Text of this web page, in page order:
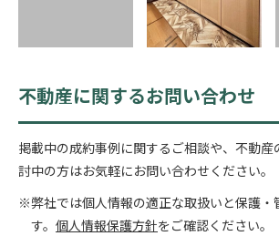
不動産に関するお問い合わせ
掲載中の成約事例に関するご相談や、不動
討中の方はお気軽にお問い合わせください。
※弊社では個人情報の適正な取扱いと保護・
す。 個人情報保護方針をご確認ください。